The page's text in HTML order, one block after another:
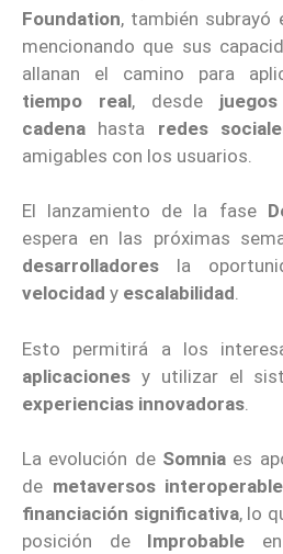
Foundation, también subrayó
mencionando que sus
allanan el camino para
tiempo real, desde
cadena hasta redes
amigables con los usuarios.
El lanzamiento de la fase
espera en las próximas
desarrolladores la
velocidad y escalabilidad.
Esto permitirá a los
aplicaciones y utilizar el
experiencias innovadoras
La evolución de Somnia es
de metaversos
financiación significativa, lo
posición de Improbable